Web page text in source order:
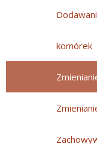
komórek